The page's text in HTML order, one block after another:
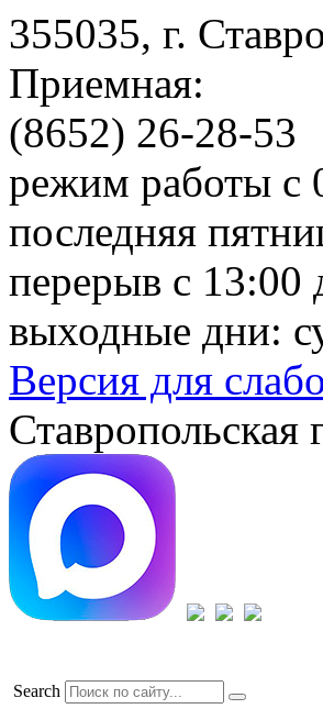
355035, г.
Приемная:
(8652) 26-28-53
режим работы с
последняя
перерыв с 13:00
выходные дни:
Версия для
Ставропольская
Search